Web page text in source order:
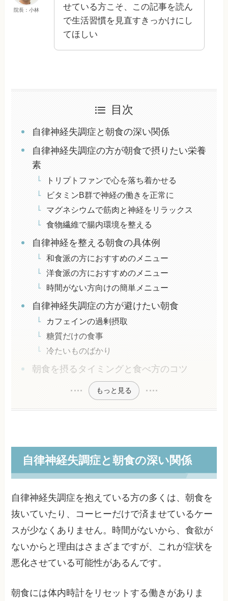
院長：小林
せている方こそ、この記事を読ん
で生活習慣を見直すきっかけにし
てほしい
目次
自律神経失調症と朝食の深い関係
自律神経失調症の方が朝食で摂りたい栄養
素
トリプトファンで心を落ち着かせる
ビタミンB群で神経の働きを正常に
マグネシウムで筋肉と神経をリラックス
食物繊維で腸内環境を整える
自律神経を整える朝食の具体例
和食派の方におすすめのメニュー
洋食派の方におすすめのメニュー
時間がない方向けの簡単メニュー
自律神経失調症の方が避けたい朝食
カフェインの過剰摂取
糖質だけの食事
冷たいものばかり
朝食を摂るタイミングと食べ方のコツ
もっと見る
自律神経失調症と朝食の深い関係
自律神経失調症を抱えている方の多くは、朝食を
抜いていたり、コーヒーだけで済ませているケー
スが少なくありません。時間がないから、食欲が
ないからと理由はさまざまですが、これが症状を
悪化させている可能性があるんです。
朝食には体内時計をリセットする働きがありま